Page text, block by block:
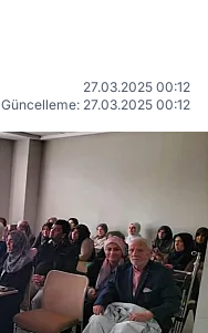
27.03.2025 00:12
Güncelleme: 27.03.2025 00:12